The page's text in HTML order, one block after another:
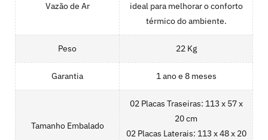
Vazão de Ar
ideal para melhorar o conforto
térmico do ambiente.
Peso 22 Kg
Garantia 1 ano e 8 meses
Tamanho Embalado
02 Placas Traseiras: 113 x 57 x
20 cm
02 Placas Laterais: 113 x 48 x 20